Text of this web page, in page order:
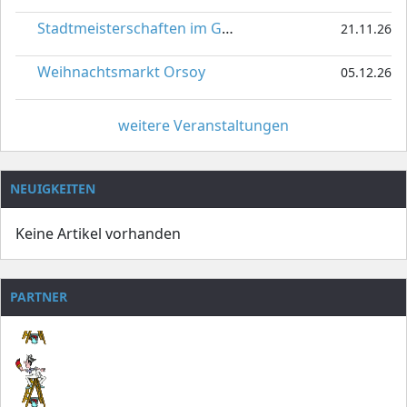
Stadtmeisterschaften im Gardetanz 21.11.26
Weihnachtsmarkt Orsoy 05.12.26
weitere Veranstaltungen
NEUIGKEITEN
Keine Artikel vorhanden
PARTNER